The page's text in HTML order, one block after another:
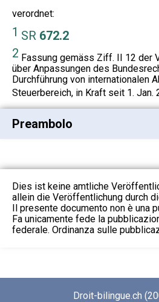
verordnet:
1 SR 672.2
2 Fassung gemäss Ziff. II 12 der
über Anpassungen des
Durchführung von internationalen
Steuerbereich, in Kraft seit 1. Jan.
Preambolo
Dies ist keine amtliche
allein die Veröffentlichung durch
Il presente documento non è una
Fa unicamente fede la
federale. Ordinanza sulle
Droit-bilingue.ch